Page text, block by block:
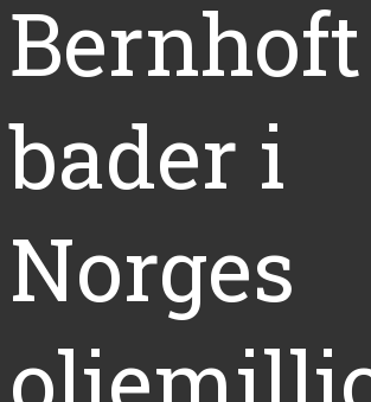
Bernhoft
bader i
Norges